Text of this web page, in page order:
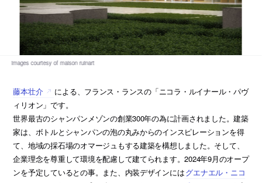
藤本壮介
による、フランス・ランスの「ニコラ・ルイナール・パヴ
ィリオン」です。
世界最古のシャンパンメゾンの創業300年の為に計画されました。建築
家は、ボトルとシャンパンの泡の丸みからのインスピレーションを得
て、地域の採石場のオマージュもする建築を構想しました。そして、
企業理念を尊重して環境を配慮して建てられます。2024年9月のオープ
ンを予定しているとの事。また、内装デザインにはグエナエル・ニコ